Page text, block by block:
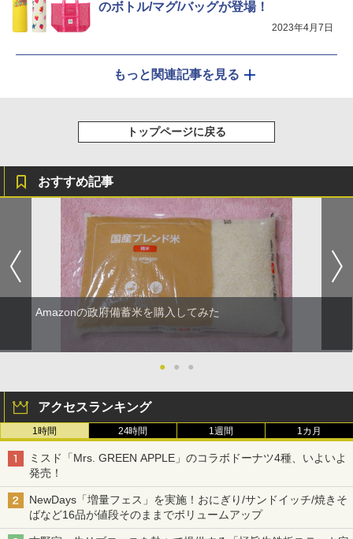
のボトル/マグ/バッグが登場！
2023年4月7日
もっと関連記事を見る
トップページに戻る
おすすめ記事
Amazonの政府備蓄米を購入してみた
● ● ●
アクセスランキング
1時間 24時間 1週間 1カ月
ミスド「Mrs. GREEN APPLE」のコラボドーナツ4種、いよいよ
発売！
NewDays「増量フェス」を実施！おにぎり/サンドイッチ/焼きそ
ばなど16品が値段そのままでボリュームアップ